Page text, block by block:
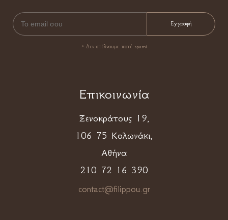
* Δεν στέλνουμε ποτέ spam!
Επικοινωνία
Ξενοκράτους 19,
106 75 Κολωνάκι,
Αθήνα
210 72 16 390
contact@filippou.gr